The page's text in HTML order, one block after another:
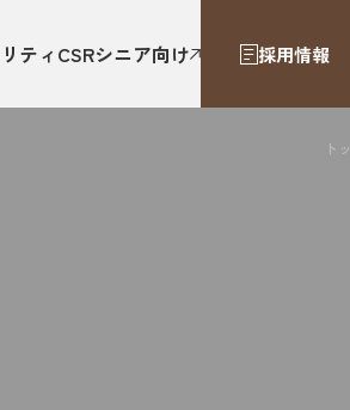
ティ CSRシニア向け 採用情報
ト